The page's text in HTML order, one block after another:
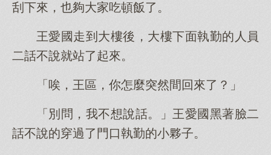
刮下來，也夠大家吃頓飯了。
王愛國走到大樓後，大樓下面執勤的人員
二話不說就站了起來。
「唉，王區，你怎麼突然間回來了？」
「別問，我不想說話。」王愛國黑著臉二
話不說的穿過了門口執勤的小夥子。